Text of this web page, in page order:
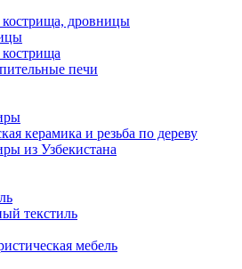
дровницы
печи
керамика и резьба по дереву
из Узбекистана
текстиль
мебель